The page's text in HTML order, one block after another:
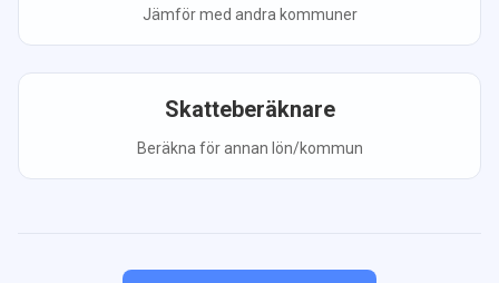
Jämför med andra kommuner
Skatteberäknare
Beräkna för annan lön/kommun